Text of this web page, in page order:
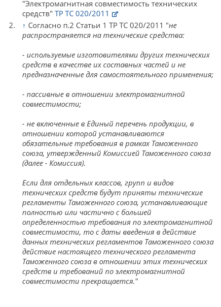
"Электромагнитная совместимость технических
средств" ТР ТС 020/2011
↑ Согласно п.2 Статьи 1 ТР ТС 020/2011 "не
распространяется на технические средства:
- используемые изготовителями других технических
средств в качестве их составных частей и не
предназначенные для самостоятельного применения;
- пассивные в отношении электромагнитной
совместимости;
- не включенные в Единый перечень продукции, в
отношении которой устанавливаются
обязательные требования в рамках Таможенного
союза, утвержденный Комиссией Таможенного союза
(далее - Комиссия).
Если для отдельных классов, групп и видов
технических средств будут приняты технические
регламенты Таможенного союза, устанавливающие
полностью или частично с большей
определенностью требования по электромагнитной
совместимости, то с даты введения в действие
данных технических регламентов Таможенного союза
действие настоящего технического регламента
Таможенного союза в отношении этих технических
средств и требований по электромагнитной
совместимости прекращается."